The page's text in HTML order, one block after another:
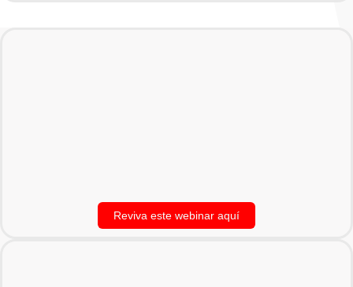
Reviva este webinar aquí